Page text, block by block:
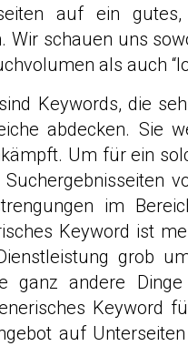
auf ein gutes,
Wir schauen uns
als auch
Keywords, die
abdecken. Sie
Um für ein
im
Keyword ist
grob
ganz andere
Keyword
auf